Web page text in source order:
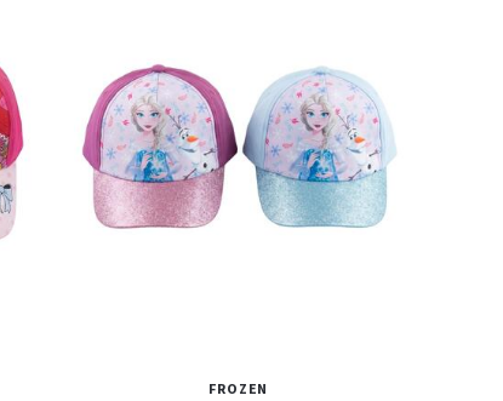
FROZEN